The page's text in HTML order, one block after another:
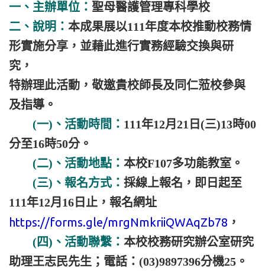
一、主辦單位： 聖母醫護管理專科學校
二、說明： 本成果展以111年度本校推動校務情
形實施分享，並藉此進行實務經驗交換與研
究，
特辦理此活動，敬邀貴校師長及同仁蒞校參與
及指導。
(一)、活動時間： 111年12月21日(三)13時00
分至16時50分。
(二)、活動地點： 本校F107多功能教室。
(三)、報名方式： 採線上報名，即日起至
111年12月16日止，報名網址
https://forms.gle/mrgNmkriiQWAqZb78 ，
(四)、活動聯繫： 本校校務研究辦公室研究
助理王志民先生；電話：(03)9897396分機25 。